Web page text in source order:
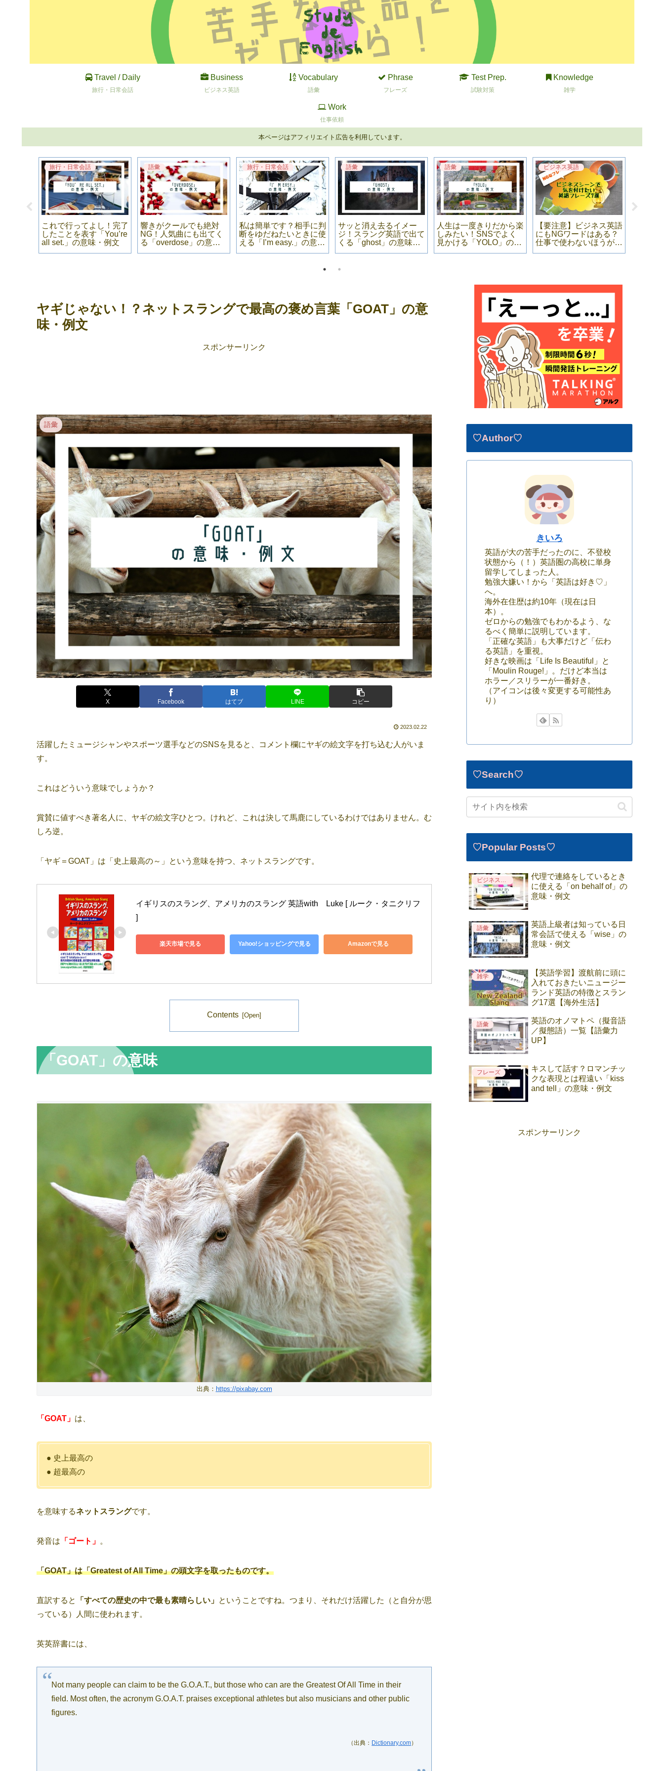
Travel / Daily
旅行・日常会話
Business
ビジネス英語
Vocabulary
語彙
Phrase
フレーズ
Test Prep.
試験対策
Knowledge
雑学
Work
仕事依頼
本ページはアフィリエイト広告を利用しています。
旅行・日常会話
これで行ってよし！完了
したことを表す「You’re
all set.」の意味・例文
語彙
響きがクールでも絶対
NG！人気曲にも出てく
る「overdose」の意
旅行・日常会話
私は簡単です？相手に判
断をゆだねたいときに使
える「I’m easy.」の意
語彙
サッと消え去るイメー
ジ！スラング英語で出て
くる「ghost」の意味・
語彙
人生は一度きりだから楽
しみたい！SNSでよく
見かける「YOLO」の意
ビジネス英語
【要注意】ビジネス英語
にもNGワードはある？
仕事で使わないほうがい
ヤギじゃない！？ネットスラングで最高の褒め言葉「GOAT」の意
味・例文
スポンサーリンク
語彙
X Facebook はてブ LINE コピー
2023.02.22
活躍したミュージシャンやスポーツ選手などのSNSを見ると、コメント欄にヤギの絵文字を打ち込む人がいま
す。
これはどういう意味でしょうか？
賞賛に値すべき著名人に、ヤギの絵文字ひとつ。けれど、これは決して馬鹿にしているわけではありません。む
しろ逆。
「ヤギ＝GOAT」は「史上最高の～」という意味を持つ、ネットスラングです。
イギリスのスラング、アメリカのスラング 英語with　Luke [ ルーク・タニクリフ
]
楽天市場で見る Yahoo!ショッピングで見る Amazonで見る
Contents
「GOAT」の意味
出典： https://pixabay.com
「GOAT」 は、
● 史上最高の
● 超最高の
を意味するネットスラングです。
発音は 「ゴート」 。
「GOAT」は「Greatest of All Time」の頭文字を取ったものです。
直訳すると 「すべての歴史の中で最も素晴らしい」 ということですね。つまり、それだけ活躍した（と自分が思
っている）人間に使われます。
英英辞書には、
Not many people can claim to be the G.O.A.T., but those who can are the Greatest Of All Time in their
field. Most often, the acronym G.O.A.T. praises exceptional athletes but also musicians and other public
figures.
（出典： Dictionary.com）
♡Author♡
きいろ
英語が大の苦手だったのに、不登校
状態から（！）英語圏の高校に単身
留学してしまった人。
勉強大嫌い！から「英語は好き♡」
へ。
海外在住歴は約10年（現在は日
本）。
ゼロからの勉強でもわかるよう、な
るべく簡単に説明しています。
「正確な英語」も大事だけど「伝わ
る英語」を重視。
好きな映画は「Life Is Beautiful」と
「Moulin Rouge!」。だけど本当は
ホラー／スリラーが一番好き。
（アイコンは後々変更する可能性あ
り）
♡Search♡
♡Popular Posts♡
ビジネス英語
代理で連絡をしているとき
に使える「on behalf of」の
意味・例文
語彙
英語上級者は知っている日
常会話で使える「wise」の
意味・例文
雑学
【英語学習】渡航前に頭に
入れておきたいニュージー
ランド英語の特徴とスラン
グ17選【海外生活】
語彙
英語のオノマトペ（擬音語
／擬態語）一覧【語彙力
UP】
フレーズ
キスして話す？ロマンチッ
クな表現とは程遠い「kiss
and tell」の意味・例文
スポンサーリンク